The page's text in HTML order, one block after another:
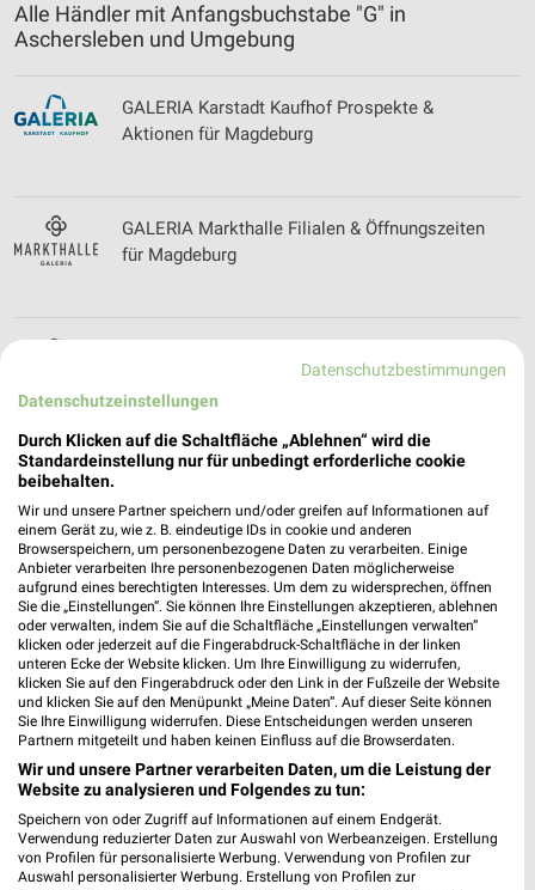
Alle Händler mit Anfangsbuchstabe "G" in
Aschersleben und Umgebung
GALERIA Karstadt Kaufhof Prospekte &
Aktionen für Magdeburg
GALERIA Markthalle Filialen & Öffnungszeiten
für Magdeburg
Globus Prospekt der Woche für Halle
Globus Baumarkt Prospekte & Angebote für
Magdeburg
Noch mehr Angebote in
Datenschutzbestimmungen
Datenschutzeinstellungen
Durch Klicken auf die Schaltfläche „Ablehnen“ wird die
Standardeinstellung nur für unbedingt erforderliche cookie
beibehalten.
Wir und unsere Partner speichern und/oder greifen auf Informationen auf
einem Gerät zu, wie z. B. eindeutige IDs in cookie und anderen
Browserspeichern, um personenbezogene Daten zu verarbeiten. Einige
Anbieter verarbeiten Ihre personenbezogenen Daten möglicherweise
aufgrund eines berechtigten Interesses. Um dem zu widersprechen, öffnen
Sie die „Einstellungen“. Sie können Ihre Einstellungen akzeptieren, ablehnen
oder verwalten, indem Sie auf die Schaltfläche „Einstellungen verwalten“
klicken oder jederzeit auf die Fingerabdruck-Schaltfläche in der linken
unteren Ecke der Website klicken. Um Ihre Einwilligung zu widerrufen,
klicken Sie auf den Fingerabdruck oder den Link in der Fußzeile der Website
und klicken Sie auf den Menüpunkt „Meine Daten“. Auf dieser Seite können
Sie Ihre Einwilligung widerrufen. Diese Entscheidungen werden unseren
Partnern mitgeteilt und haben keinen Einfluss auf die Browserdaten.
Wir und unsere Partner verarbeiten Daten, um die Leistung der
Website zu analysieren und Folgendes zu tun:
Speichern von oder Zugriff auf Informationen auf einem Endgerät.
Verwendung reduzierter Daten zur Auswahl von Werbeanzeigen. Erstellung
von Profilen für personalisierte Werbung. Verwendung von Profilen zur
Auswahl personalisierter Werbung. Erstellung von Profilen zur